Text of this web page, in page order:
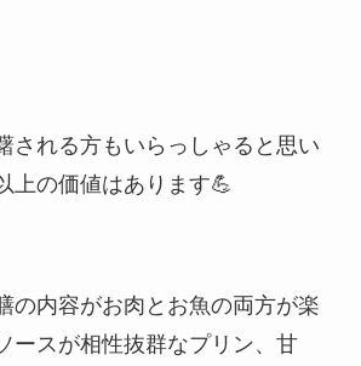
される方もいらっしゃると思い
上の価値はあります💪
の内容がお肉とお魚の両方が楽
ースが相性抜群なプリン、甘